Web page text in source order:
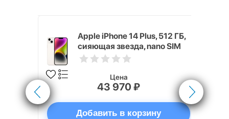
Apple iPhone 14 Plus, 512 ГБ,
сияющая звезда, nano SIM
Цена
43 970 ₽
Добавить в корзину